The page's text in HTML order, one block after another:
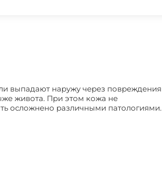
выпадают наружу через повреждения
живота. При этом кожа не
осложнено различными патологиями.